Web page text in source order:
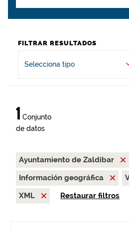
FILTRAR RESULTADOS
Selecciona tipo
1 Conjunto
de datos
Ayuntamiento de Zaldibar
Información geográfica
XML
Restaurar filtros